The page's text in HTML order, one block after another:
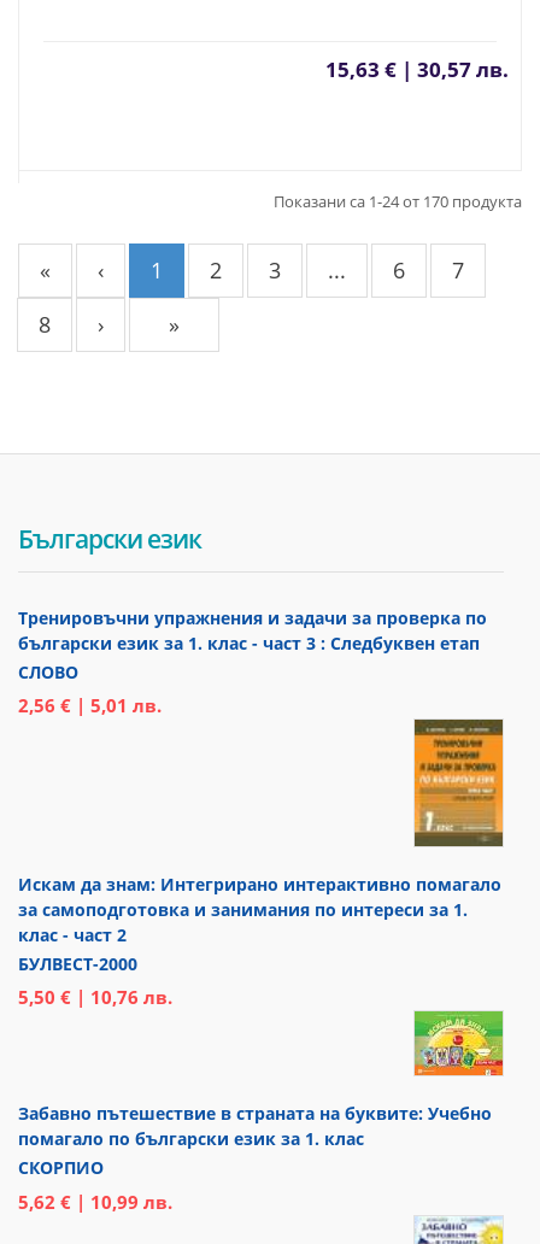
15,63 € | 30,57 лв.
Показани са 1-24 от 170 продукта
« ‹ 1 2 3 ... 6
7
8
› »
Български език
Тренировъчни упражнения и задачи за проверка по
български език за 1. клас - част 3 : Следбуквен етап
СЛОВО
2,56 € | 5,01 лв.
Искам да знам: Интегрирано интерактивно помагало
за самоподготовка и занимания по интереси за 1.
клас - част 2
БУЛВЕСТ-2000
5,50 € | 10,76 лв.
Забавно пътешествие в страната на буквите: Учебно
помагало по български език за 1. клас
СКОРПИО
5,62 € | 10,99 лв.